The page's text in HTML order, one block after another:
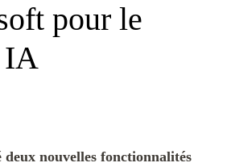
pour le
IA
nouvelles fonctionnalités